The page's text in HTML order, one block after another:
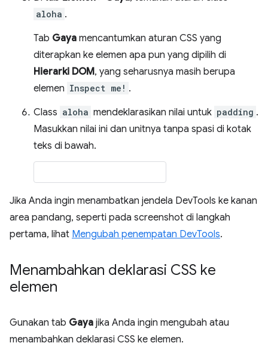
aloha .
Tab Gaya mencantumkan aturan CSS yang
diterapkan ke elemen apa pun yang dipilih di
Hierarki DOM, yang seharusnya masih berupa
elemen Inspect me! .
Class aloha mendeklarasikan nilai untuk padding .
Masukkan nilai ini dan unitnya tanpa spasi di kotak
teks di bawah.
Jika Anda ingin menambatkan jendela DevTools ke kanan
area pandang, seperti pada screenshot di langkah
pertama, lihat Mengubah penempatan DevTools.
Menambahkan deklarasi CSS ke
elemen
Gunakan tab Gaya jika Anda ingin mengubah atau
menambahkan deklarasi CSS ke elemen.